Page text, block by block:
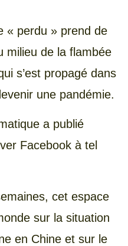
« perdu » prend de
milieu de la flambée
s’est propagé dans
une pandémie.
a publié
Facebook à tel
cet espace
sur la situation
en Chine et sur le